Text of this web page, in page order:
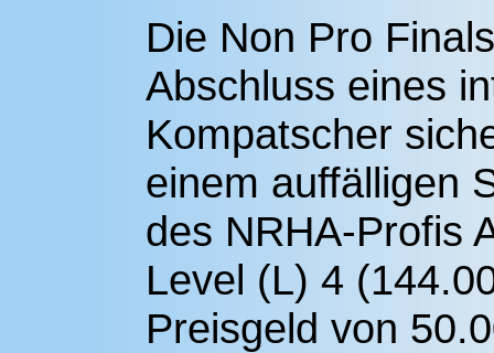
Die Non Pro
Abschluss eines
Kompatscher
einem auffälligen
des NRHA-Profis
Level (L) 4
Preisgeld von